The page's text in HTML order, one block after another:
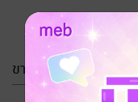
ขายดี